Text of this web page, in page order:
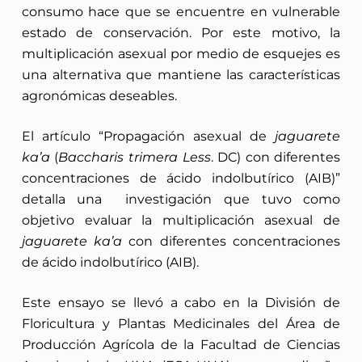
consumo hace que se encuentre en vulnerable
estado de conservación. Por este motivo, la
multiplicación asexual por medio de esquejes es
una alternativa que mantiene las características
agronómicas deseables.
El artículo “Propagación asexual dejaguarete
ka’a (Baccharis trimera Less. DC) con diferentes
concentraciones de ácido indolbutírico (AIB)”
detalla una investigación que tuvo como
objetivo evaluar la multiplicación asexual de
jaguarete ka’a con diferentes concentraciones
de ácido indolbutírico (AIB).
Este ensayo se llevó a cabo en la División de
Floricultura y Plantas Medicinales del Área de
Producción Agrícola de la Facultad de Ciencias